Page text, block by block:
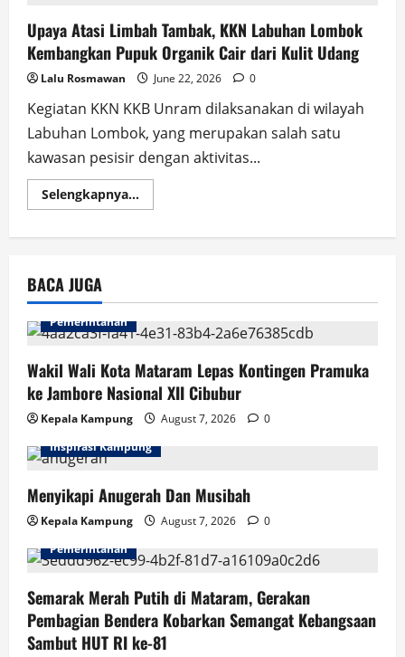
Upaya Atasi Limbah Tambak, KKN Labuhan Lombok
Kembangkan Pupuk Organik Cair dari Kulit Udang
Lalu Rosmawan June 22, 2026 0
Kegiatan KKN KKB Unram dilaksanakan di wilayah
Labuhan Lombok, yang merupakan salah satu
kawasan pesisir dengan aktivitas...
Selengkapnya...Read
more
Lombok
Pupuk
dari
Kulit
Udang
BACA JUGA
Pemerintahan
Wakil Wali Kota Mataram Lepas Kontingen Pramuka
ke Jambore Nasional XII Cibubur
Kepala Kampung August 7, 2026
0
Inspirasi Kampung
Menyikapi Anugerah Dan Musibah
Kepala Kampung August 7, 2026
0
Pemerintahan
Semarak Merah Putih di Mataram, Gerakan
Pembagian Bendera Kobarkan Semangat Kebangsaan
Sambut HUT RI ke-81